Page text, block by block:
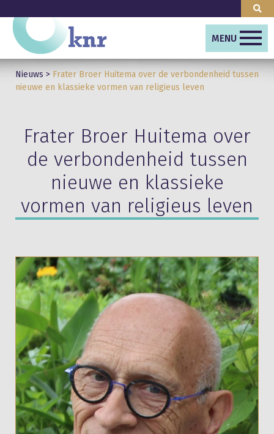
MENU
Nieuws > Frater Broer Huitema over de verbondenheid tussen
nieuwe en klassieke vormen van religieus leven
Frater Broer Huitema over
de verbondenheid tussen
nieuwe en klassieke
vormen van religieus leven